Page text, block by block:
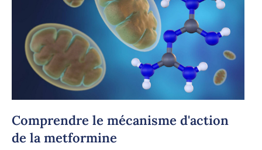
Comprendre le mécanisme d'action
de la metformine